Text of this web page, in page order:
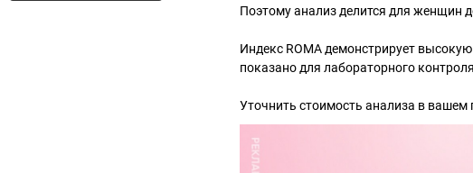
Поэтому анализ делится для женщин
Индекс ROMA демонстрирует
показано для лабораторного
Уточнить стоимость анализа в